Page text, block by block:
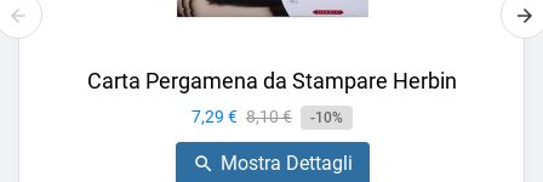
Carta Pergamena da Stampare Herbin
Prezzo
7,29 € Prezzo
base
8,10 € -10%
 Mostra Dettagli